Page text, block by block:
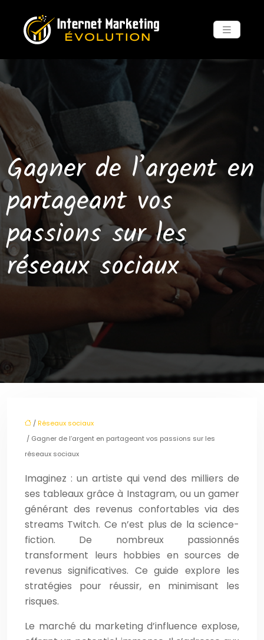
Gagner de l’argent en
partageant vos
passions sur les
réseaux sociaux
/Réseaux sociaux
/ Gagner de l’argent en partageant vos passions sur les
réseaux sociaux
Imaginez : un artiste qui vend des milliers de
ses tableaux grâce à Instagram, ou un gamer
générant des revenus confortables via des
streams Twitch. Ce n’est plus de la science-
fiction. De nombreux passionnés
transforment leurs hobbies en sources de
revenus significatives. Ce guide explore les
stratégies pour réussir, en minimisant les
risques.
Le marché du marketing d’influence explose,